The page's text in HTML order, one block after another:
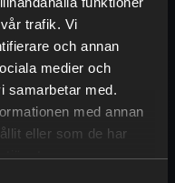
trafik. Vi
och annan
medier och
samarbetar med.
med annan
eller som de har
tjänster.
, där det egna
finns ännu
läget